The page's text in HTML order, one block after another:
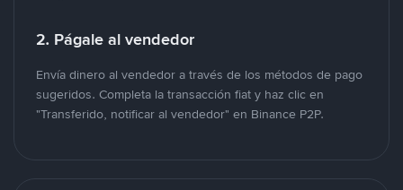
2. Págale al vendedor
Envía dinero al vendedor a través de los métodos de pago
sugeridos. Completa la transacción fiat y haz clic en
"Transferido, notificar al vendedor" en Binance P2P.